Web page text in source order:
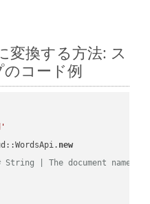
変換する方法: ス
コード例
new
String | The document name.